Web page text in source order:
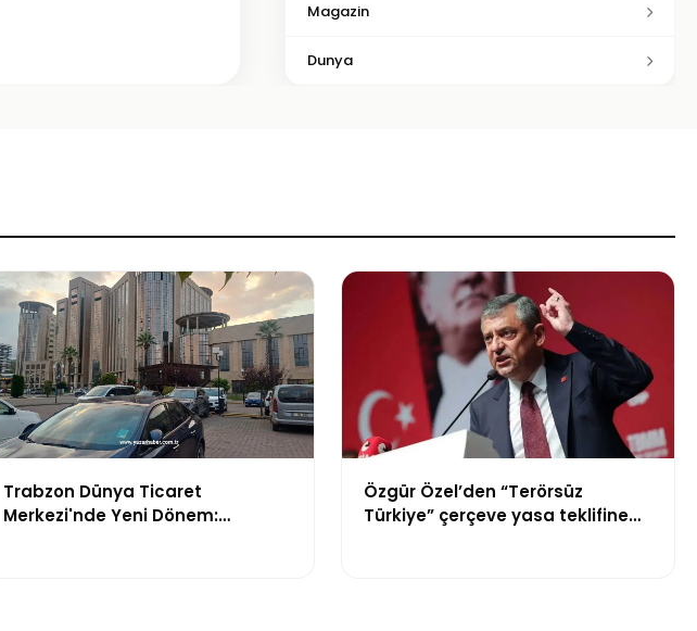
Magazin
Dunya
Trabzon Dünya Ticaret
Merkezi'nde Yeni Dönem:
Özgür Özel’den “Terörsüz
Türkiye” çerçeve yasa teklifine